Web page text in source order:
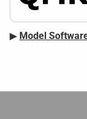
▶ Model